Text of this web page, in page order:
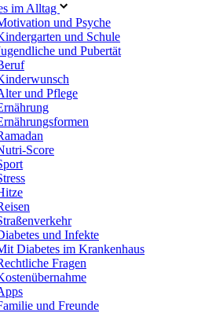
im Alltag
und Psyche
und Schule
und Pubertät
und Pflege
Score
und Infekte
Diabetes im Krankenhaus
Fragen
und Freunde